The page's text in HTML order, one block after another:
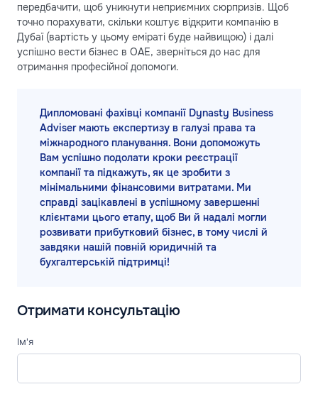
передбачити, щоб уникнути неприємних сюрпризів. Щоб
точно порахувати, скільки коштує відкрити компанію в
Дубаї (вартість у цьому еміраті буде найвищою) і далі
успішно вести бізнес в ОАЕ, зверніться до нас для
отримання професійної допомоги.
Дипломовані фахівці компанії Dynasty Business
Adviser мають експертизу в галузі права та
міжнародного планування. Вони допоможуть
Вам успішно подолати кроки реєстрації
компанії та підкажуть, як це зробити з
мінімальними фінансовими витратами. Ми
справді зацікавлені в успішному завершенні
клієнтами цього етапу, щоб Ви й надалі могли
розвивати прибутковий бізнес, в тому числі й
завдяки нашій повній юридичній та
бухгалтерській підтримці!
Отримати консультацію
Ім'я